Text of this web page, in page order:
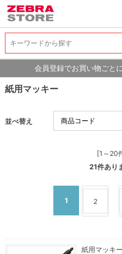
キーワードから探す
キーワードから探す
会員登録でお買い物ごと
紙用マッキー
並べ替え
[1～20
21件あり
1 2
紙用マッキ